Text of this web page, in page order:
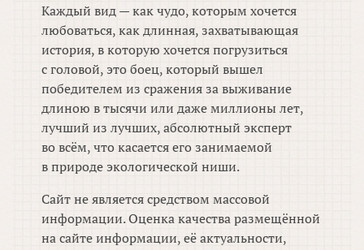
Каждый вид — как чудо, которым хочется
любоваться, как длинная, захватывающая
история, в которую хочется погрузиться
с головой, это боец, который вышел
победителем из сражения за выживание
длиною в тысячи или даже миллионы лет,
лучший из лучших, абсолютный эксперт
во всём, что касается его занимаемой
в природе экологической ниши.
Сайт не является средством массовой
информации. Оценка качества размещённой
на сайте информации, её актуальности,